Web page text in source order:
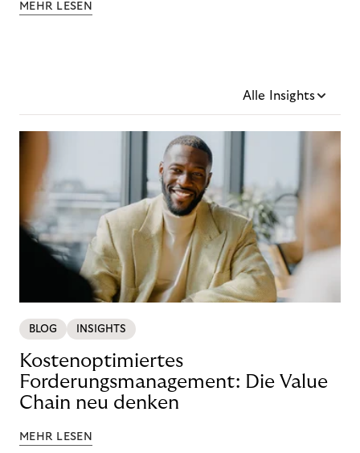
MEHR LESEN
Alle Insights
BLOG INSIGHTS
Kostenoptimiertes
Forderungsmanagement: Die Value
Chain neu denken
MEHR LESEN